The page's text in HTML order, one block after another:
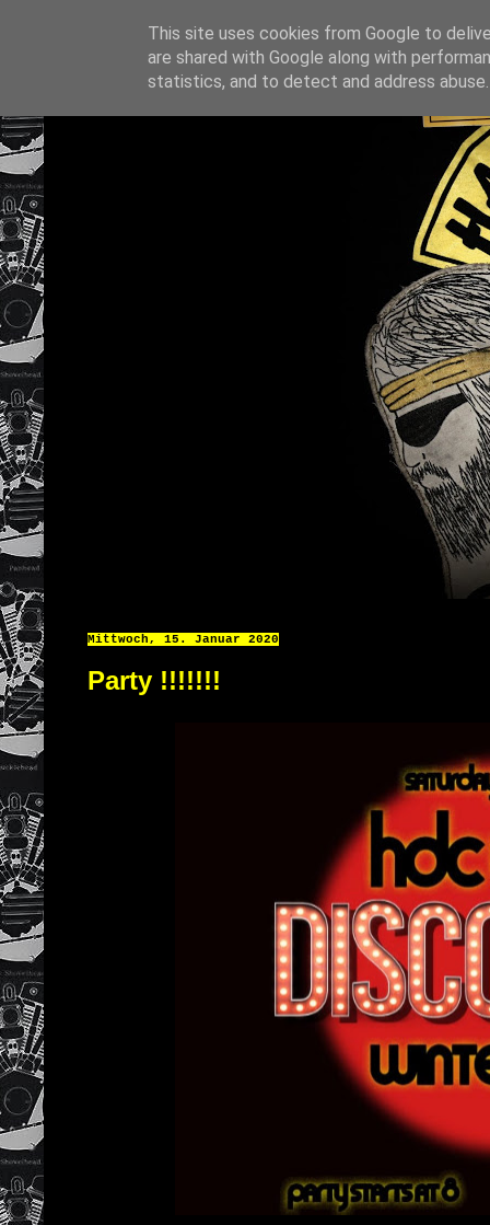
Mittwoch, 15. Januar 2020
Party !!!!!!!
This site uses cookies from Google to
are shared with Google along with
statistics, and to detect and address abuse.